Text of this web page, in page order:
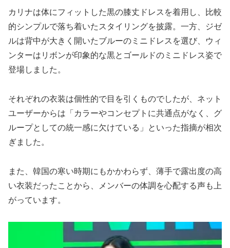
カリナは体にフィットした黒の膝丈ドレスを着用し、比較
的シンプルで落ち着いたスタイリングを披露。一方、ジゼ
ルは背中が大きく開いたブルーのミニドレスを選び、ウィ
ンターはリボンが印象的な黒とゴールドのミニドレス姿で
登場しました。
それぞれの衣装は個性的で目を引くものでしたが、ネット
ユーザーからは「カラーやコンセプトに共通点がなく、グ
ループとしての統一感に欠けている」といった指摘が相次
ぎました。
また、韓国の寒い時期にもかかわらず、薄手で露出度の高
い衣装だったことから、メンバーの体調を心配する声も上
がっています。